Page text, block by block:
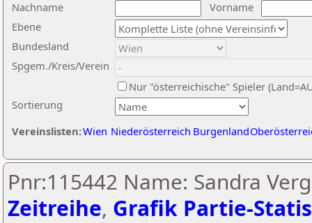
Nachname
Vorname
Ebene
Sortierung
Bundesland
Spgem./Kreis/Verein
Nur "österreichische" Spieler
Vereinslisten:Wien Niederösterreich Burgenland
Pnr:115442 Name: Sandra
Zeitreihe, Grafik Partie-